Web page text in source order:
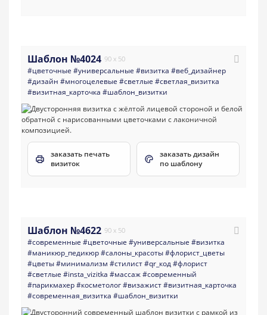
Шаблон №4024 90 x 50
#цветочные #универсальные #визитка #веб_дизайнер
#дизайн #многоцелевые #светлые #светлая_визитка
#визитная_карточка #шаблон_визитки
заказать печать
визиток
заказать дизайн
по шаблону
Шаблон №4622 90 x 50
#современные #цветочные #универсальные #визитка
#маникюр_педикюр#салоны_красоты#флорист_цветы
#цветы#минимализм #стилист#qr_код#флорист
#светлые #insta_vizitka #массаж#современный
#парикмахер#косметолог#визажист#визитная_карточка
#современная_визитка #шаблон_визитки